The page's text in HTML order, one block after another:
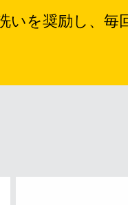
いを奨励し、毎